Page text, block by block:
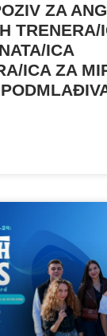
ZA
TRENERA/
ICA
ICA ZA